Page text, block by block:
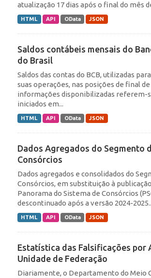
atualização 17 dias após o final do mês
HTML API OData JSON
Saldos contábeis mensais do
do Brasil
Saldos das contas do BCB, utilizadas
suas operações, nas posições de final de
informações disponibilizadas referem-
iniciados em...
HTML API OData JSON
Dados Agregados do Segmento
Consórcios
Dados agregados e consolidados do
Consórcios, em substituição à
Panorama do Sistema de Consórcios
descontinuado após a versão 2024-
HTML API OData JSON
Estatística das Falsificações por
Unidade de Federação
Diariamente, o Departamento do Meio